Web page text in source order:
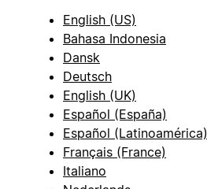
English (US)
Bahasa Indonesia
Dansk
Deutsch
English (UK)
Español (España)
Español (Latinoamérica)
Français (France)
Italiano